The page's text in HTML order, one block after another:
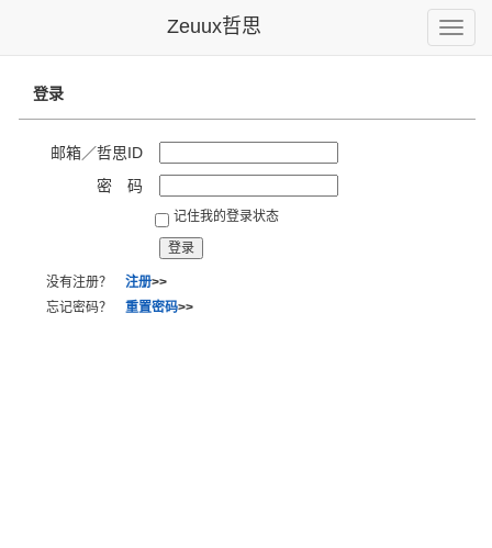
Toggle
Zeuux哲思
登录
邮箱／哲思ID
密 码
记住我的登录状态
没有注册？ 注册>>
忘记密码？ 重置密码>>